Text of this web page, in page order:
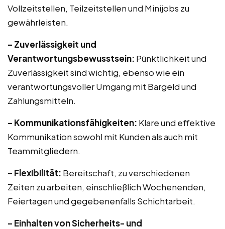
Vollzeitstellen, Teilzeitstellen und Minijobs zu
gewährleisten.
– Zuverlässigkeit und
Verantwortungsbewusstsein: Pünktlichkeit und
Zuverlässigkeit sind wichtig, ebenso wie ein
verantwortungsvoller Umgang mit Bargeld und
Zahlungsmitteln.
– Kommunikationsfähigkeiten: Klare und effektive
Kommunikation sowohl mit Kunden als auch mit
Teammitgliedern.
– Flexibilität: Bereitschaft, zu verschiedenen
Zeiten zu arbeiten, einschließlich Wochenenden,
Feiertagen und gegebenenfalls Schichtarbeit.
– Einhalten von Sicherheits- und